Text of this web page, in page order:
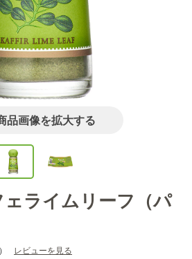
品画像を拡大する
ライムリーフ（パ
レビューを見る